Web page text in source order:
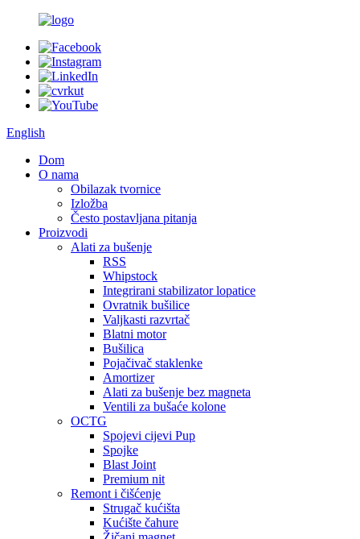
English
Dom
O nama
Obilazak tvornice
Izložba
Često postavljana pitanja
Proizvodi
Alati za bušenje
RSS
Whipstock
Integrirani stabilizator lopatice
Ovratnik bušilice
Valjkasti razvrtač
Blatni motor
Bušilica
Pojačivač staklenke
Amortizer
Alati za bušenje bez magneta
Ventili za bušaće kolone
OCTG
Spojevi cijevi Pup
Spojke
Blast Joint
Premium nit
Remont i čišćenje
Strugač kućišta
Kućište čahure